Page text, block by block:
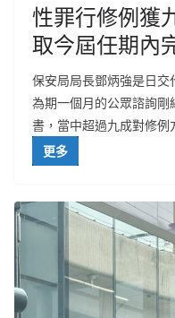
性罪行修例獲
取今屆任期內
保安局局長鄧炳強是日交
為期一個月的公眾諮詢
書，當中超過九成對修例
更多